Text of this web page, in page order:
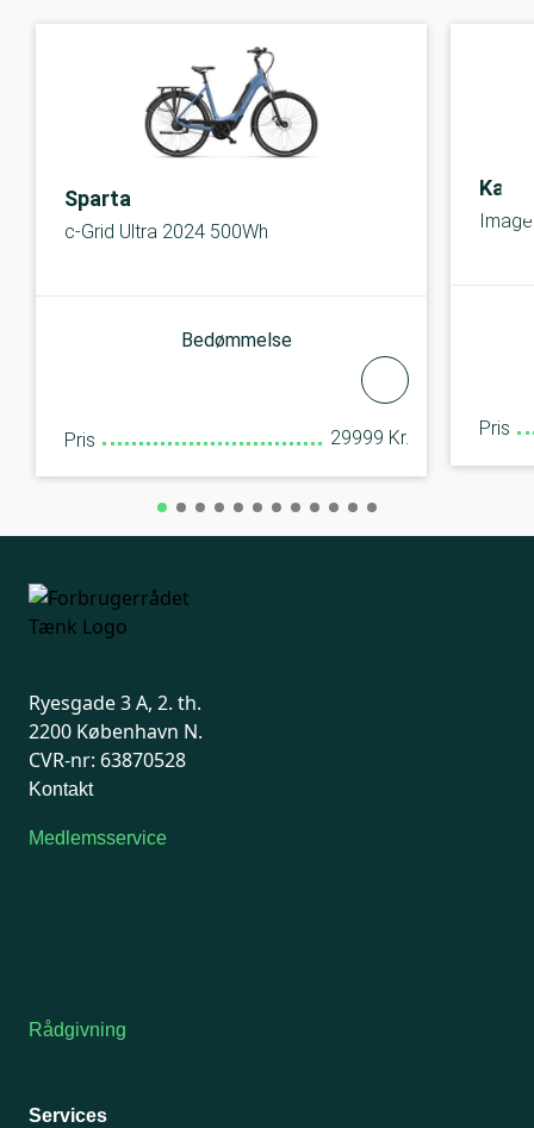
Sparta
c-Grid Ultra 2024 500Wh
Bedømmelse
Pris 29999 Kr. Pris
Ryesgade 3 A, 2. th.
2200 København N.
CVR-nr: 63870528
Kontakt
Medlemsservice
Rådgivning
Services